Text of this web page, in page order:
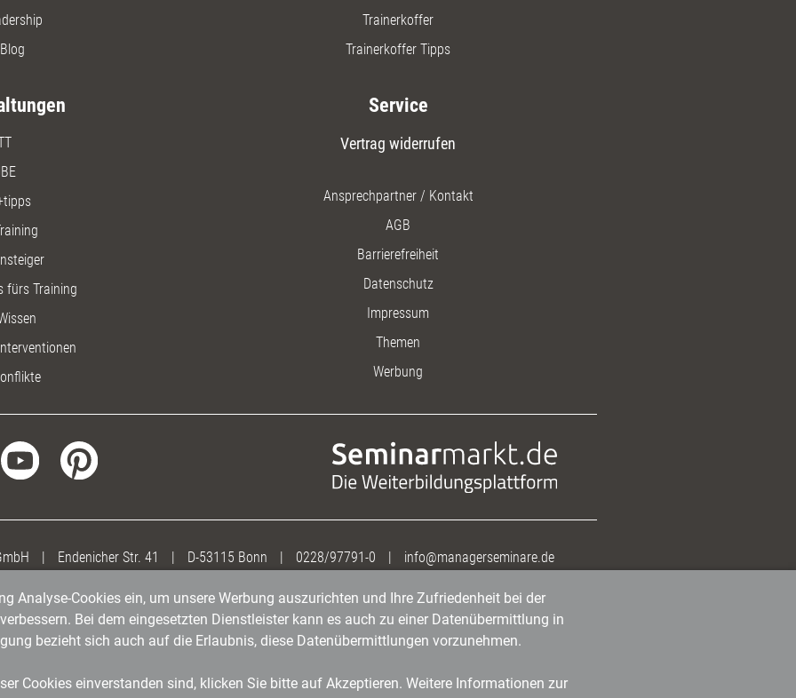
Trainerkoffer
Trainerkoffer Tipps
fürs Training
Service
Vertrag widerrufen
Ansprechpartner / Kontakt
AGB
Barrierefreiheit
Datenschutz
Impressum
Themen
Werbung
| Endenicher Str. 41 | D-53115 Bonn | 0228/97791-0 | info@managerseminare.de
Analyse-Cookies ein, um unsere Werbung auszurichten und Ihre Zufriedenheit bei der
Bei dem eingesetzten Dienstleister kann es auch zu einer Datenübermittlung in
bezieht sich auch auf die Erlaubnis, diese Datenübermittlungen vorzunehmen.
Cookies einverstanden sind, klicken Sie bitte auf Akzeptieren. Weitere Informationen zur